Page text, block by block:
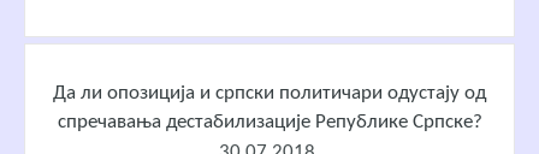
Да ли опозиција и српски политичари одустају од
спречавања дестабилизације Републике Српске?